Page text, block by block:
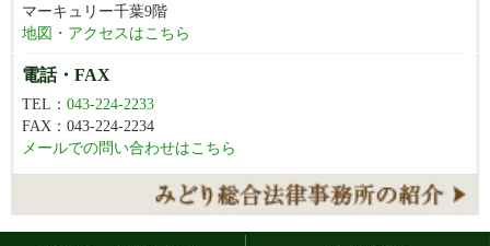
マーキュリー千葉9階
地図・アクセスはこちら
電話・FAX
TEL： 043-224-2233
FAX：043-224-2234
メールでの問い合わせはこちら